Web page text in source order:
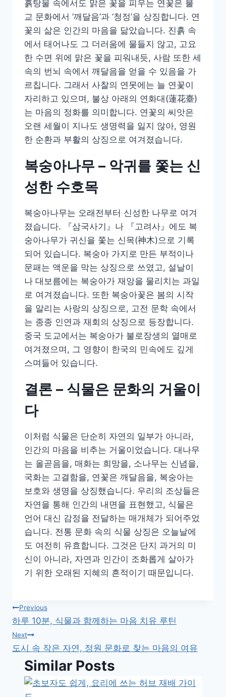
흙탕물 속에서도 맑은 꽃을 피우는 연꽃은 불
교 문화에서 ‘깨달음’과 ‘청정’을 상징합니다. 연
꽃의 삶은 인간의 마음을 닮았습니다. 진흙 속
에서 태어나도 그 더러움에 물들지 않고, 고요
한 수면 위에 맑은 꽃을 피워내듯, 사람 또한 세
속의 번뇌 속에서 깨달음을 얻을 수 있음을 가
르칩니다. 그래서 사찰의 연못에는 늘 연꽃이
자리하고 있으며, 불상 아래의 연화대(蓮花臺)
는 마음의 정화를 의미합니다. 연꽃의 씨앗은
오랜 세월이 지나도 생명력을 잃지 않아, 영원
한 순환과 부활의 상징으로 여겨졌습니다.
복숭아나무 – 악귀를 쫓는 신
성한 수호목
복숭아나무는 오래전부터 신성한 나무로 여겨
졌습니다. 『삼국사기』나 『고려사』에도 복
숭아나무가 귀신을 쫓는 신목(神木)으로 기록
되어 있습니다. 복숭아 가지로 만든 부적이나
문패는 액운을 막는 상징으로 쓰였고, 설날이
나 대보름에는 복숭아가 재앙을 물리치는 과일
로 여겨졌습니다. 또한 복숭아꽃은 봄의 시작
을 알리는 사랑의 상징으로, 고전 문학 속에서
는 종종 인연과 재회의 상징으로 등장합니다.
중국 도교에서는 복숭아가 불로장생의 열매로
여겨졌으며, 그 영향이 한국의 민속에도 깊게
스며들어 있습니다.
결론 – 식물은 문화의 거울이
다
이처럼 식물은 단순히 자연의 일부가 아니라,
인간의 마음을 비추는 거울이었습니다. 대나무
는 올곧음을, 매화는 희망을, 소나무는 신념을,
국화는 고결함을, 연꽃은 깨달음을, 복숭아는
보호와 생명을 상징했습니다. 우리의 조상들은
자연을 통해 인간의 내면을 표현했고, 식물은
언어 대신 감정을 전달하는 매개체가 되어주었
습니다. 전통 문화 속의 식물 상징은 오늘날에
도 여전히 유효합니다. 그것은 단지 과거의 미
신이 아니라, 자연과 인간이 조화롭게 살아가
기 위한 오래된 지혜의 흔적이기 때문입니다.
글
탐
색
Previous
하루 10분, 식물과 함께하는 마음 치유 루틴
Next
도시 속 작은 자연, 정원 문화로 찾는 마음의 여유
Similar Posts